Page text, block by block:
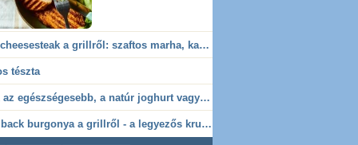
Philly cheesesteak a grillről: szaftos marha, karamellizált hagyma
tészta
Melyik az egészségesebb, a natúr joghurt vagy a görög joghurt?
Hasselback burgonya a grillről - a legyezős krumpli, ami mindenkit levesz a lábáról